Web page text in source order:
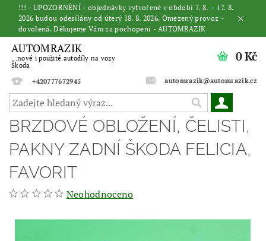
!!! - UPOZORNĚNÍ - objednávky vytvořené v období 7. 8. – 17. 8.
2026 budou odesílány od úterý 18. 8. 2026. Omezený provoz -
dovolená. Děkujeme Vám za pochopení - AUTOMRAZIK
AUTOMRAZIK
...nové i použité autodíly na vozy
Škoda
+420777672945
automrazik@automrazik.cz
0 Kč
BRZDOVÉ OBLOŽENÍ, ČELISTI,
PAKNY ZADNÍ ŠKODA FELICIA,
FAVORIT
Neohodnoceno